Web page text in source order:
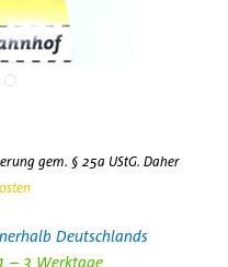
gem. § 25a UStG. Daher
Deutschlands
– 3 Werktage